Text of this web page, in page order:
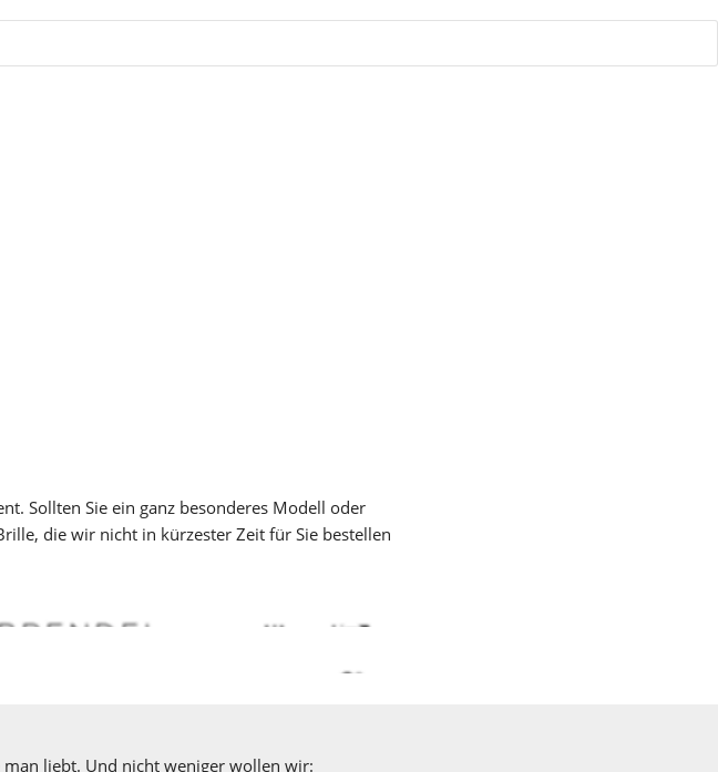
Sollten Sie ein ganz besonderes Modell oder
die wir nicht in kürzester Zeit für Sie bestellen
liebt. Und nicht weniger wollen wir: